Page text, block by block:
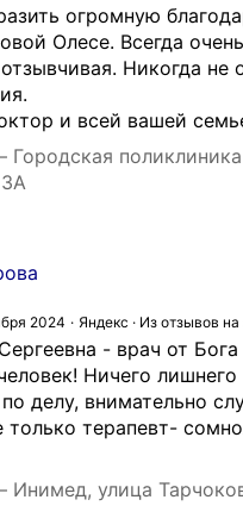
огромную
Олесе. Всегда очень
Никогда не
и всей вашей
2024
Яндекс · Из отзывов на
- врач от Бога
Ничего лишнего
делу, внимательно
только терапевт-
улица